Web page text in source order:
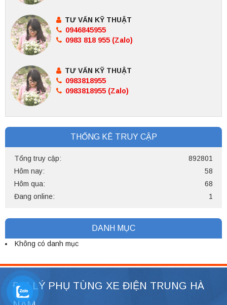
TƯ VẤN KỸ THUẬT
0946845955
0983 818 955 (Zalo)
TƯ VẤN KỸ THUẬT
0983818955
0983818955 (Zalo)
THỐNG KÊ TRUY CẬP
892801
Tổng truy cập:
58
Hôm nay:
68
Hôm qua:
1
Đang online:
DANH MỤC
Không có danh mục
ĐẠI LÝ PHỤ TÙNG XE ĐIỆN TRUNG HÀ